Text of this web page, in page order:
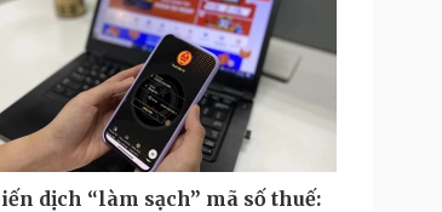
dịch “làm sạch” mã số thuế: